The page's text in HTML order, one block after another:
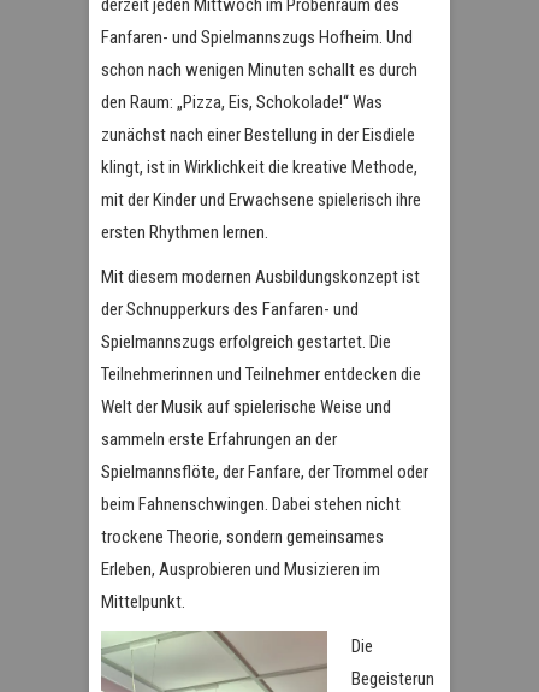
derzeit jeden Mittwoch im Probenraum des
Fanfaren- und Spielmannszugs Hofheim. Und
schon nach wenigen Minuten schallt es durch
den Raum: „Pizza, Eis, Schokolade!“ Was
zunächst nach einer Bestellung in der Eisdiele
klingt, ist in Wirklichkeit die kreative Methode,
mit der Kinder und Erwachsene spielerisch ihre
ersten Rhythmen lernen.
Mit diesem modernen Ausbildungskonzept ist
der Schnupperkurs des Fanfaren- und
Spielmannszugs erfolgreich gestartet. Die
Teilnehmerinnen und Teilnehmer entdecken die
Welt der Musik auf spielerische Weise und
sammeln erste Erfahrungen an der
Spielmannsflöte, der Fanfare, der Trommel oder
beim Fahnenschwingen. Dabei stehen nicht
trockene Theorie, sondern gemeinsames
Erleben, Ausprobieren und Musizieren im
Mittelpunkt.
Die
Begeisterun